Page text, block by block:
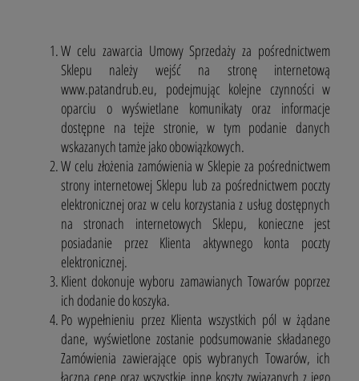
W celu zawarcia Umowy Sprzedaży za pośrednictwem
Sklepu należy wejść na stronę internetową
www.patandrub.eu, podejmując kolejne czynności w
oparciu o wyświetlane komunikaty oraz informacje
dostępne na tejże stronie, w tym podanie danych
wskazanych tamże jako obowiązkowych.
W celu złożenia zamówienia w Sklepie za pośrednictwem
strony internetowej Sklepu lub za pośrednictwem poczty
elektronicznej oraz w celu korzystania z usług dostępnych
na stronach internetowych Sklepu, konieczne jest
posiadanie przez Klienta aktywnego konta poczty
elektronicznej.
Klient dokonuje wyboru zamawianych Towarów poprzez
ich dodanie do koszyka.
Po wypełnieniu przez Klienta wszystkich pól w żądane
dane, wyświetlone zostanie podsumowanie składanego
Zamówienia zawierające opis wybranych Towarów, ich
łączną cenę oraz wszystkie inne koszty związanych z jego